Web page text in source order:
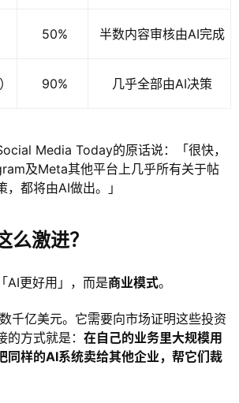
50% 半数内容审核由AI完成
90% 几乎全部由AI决策
Media Today的原话说：「很快，
及Meta其他平台上几乎所有关于帖
都将由AI做出。」
么激进？
AI更好用」，而是商业模式。
千亿美元。它需要向市场证明这些投资
方式就是： 在自己的业务里大规模用
同样的AI系统卖给其他企业，帮它们裁